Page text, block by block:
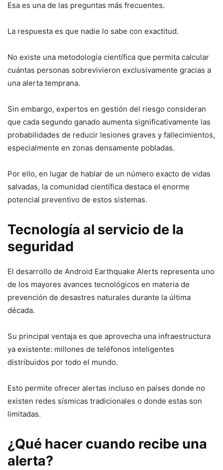
Esa es una de las preguntas más frecuentes.
La respuesta es que nadie lo sabe con exactitud.
No existe una metodología científica que permita calcular
cuántas personas sobrevivieron exclusivamente gracias a
una alerta temprana.
Sin embargo, expertos en gestión del riesgo consideran
que cada segundo ganado aumenta significativamente las
probabilidades de reducir lesiones graves y fallecimientos,
especialmente en zonas densamente pobladas.
Por ello, en lugar de hablar de un número exacto de vidas
salvadas, la comunidad científica destaca el enorme
potencial preventivo de estos sistemas.
Tecnología al servicio de la
seguridad
El desarrollo de Android Earthquake Alerts representa uno
de los mayores avances tecnológicos en materia de
prevención de desastres naturales durante la última
década.
Su principal ventaja es que aprovecha una infraestructura
ya existente: millones de teléfonos inteligentes
distribuidos por todo el mundo.
Esto permite ofrecer alertas incluso en países donde no
existen redes sísmicas tradicionales o donde estas son
limitadas.
¿Qué hacer cuando recibe una
alerta?